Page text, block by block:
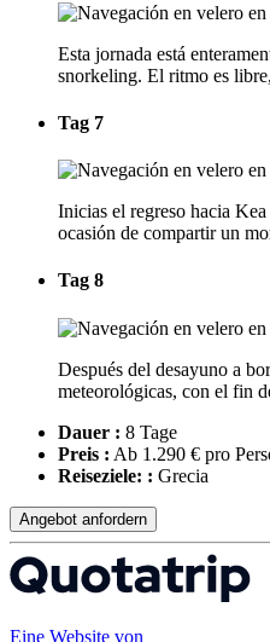
Esta jornada está
snorkeling. El ritmo es
Tag 7
Inicias el regreso hacia
ocasión de compartir un
Tag 8
Después del desayuno a
meteorológicas, con el fin
Dauer : 8 Tage
Preis : Ab 1.290 € pro
Reiseziele: : Grecia
Angebot anfordern
Eine Website von